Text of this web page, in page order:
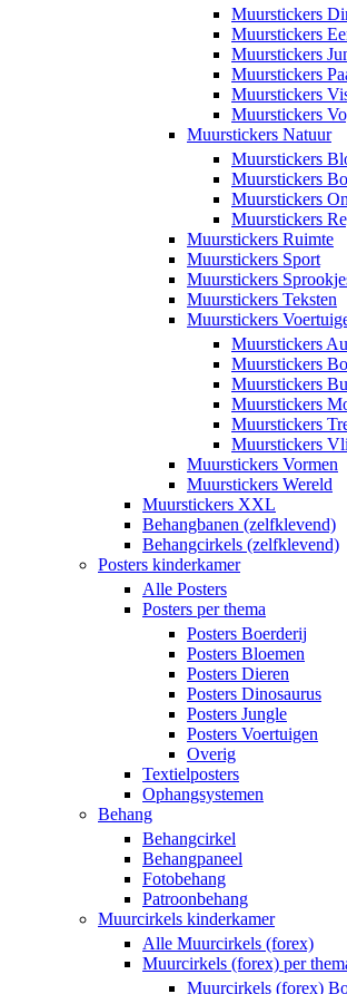
Muurstickers
Muurstickers
Muurstickers
Muurstickers
Muurstickers
Muurstickers
Muurstickers Natuur
Muurstickers
Muurstickers
Muurstickers
Muurstickers
Muurstickers Ruimte
Muurstickers Sport
Muurstickers
Muurstickers Teksten
Muurstickers
Muurstickers
Muurstickers
Muurstickers
Muurstickers
Muurstickers
Muurstickers
Muurstickers Vormen
Muurstickers Wereld
Muurstickers XXL
Behangbanen (zelfklevend)
Behangcirkels (zelfklevend)
Posters kinderkamer
Alle Posters
Posters per thema
Posters Boerderij
Posters Bloemen
Posters Dieren
Posters Dinosaurus
Posters Jungle
Posters Voertuigen
Overig
Textielposters
Ophangsystemen
Behang
Behangcirkel
Behangpaneel
Fotobehang
Patroonbehang
Muurcirkels kinderkamer
Alle Muurcirkels (forex)
Muurcirkels (forex) per
Muurcirkels (forex)